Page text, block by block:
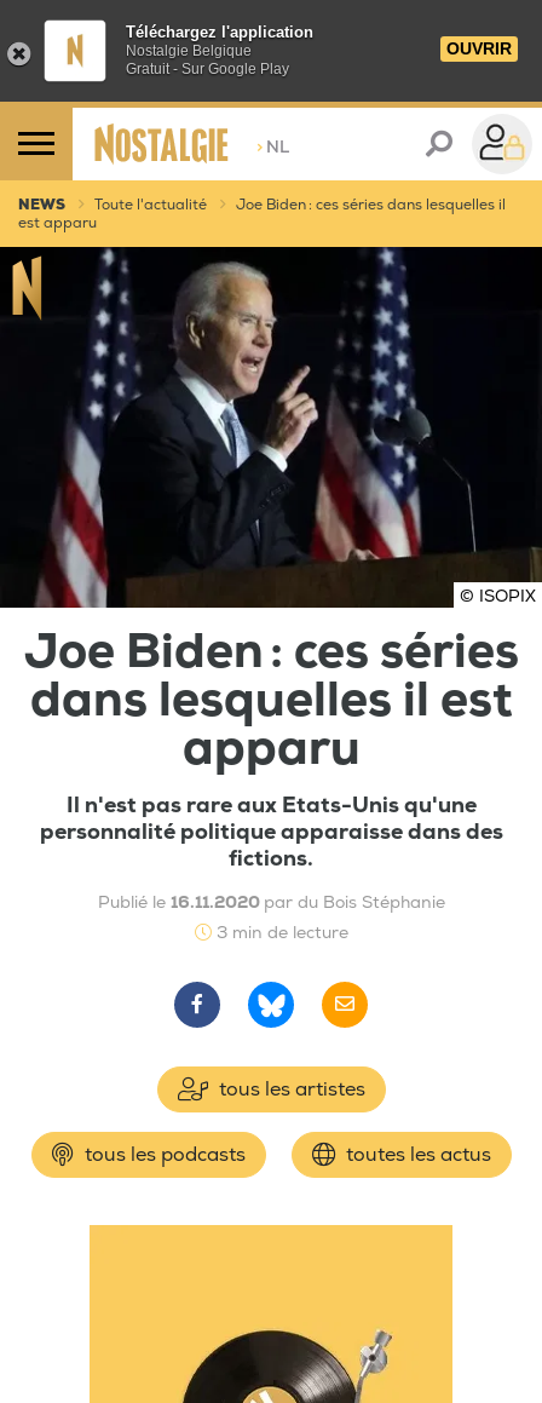
Téléchargez l'application
Nostalgie Belgique
Gratuit - Sur Google Play
OUVRIR
> NL
NEWS Toute l'actualité
Joe Biden : ces séries dans lesquelles il
est apparu
© ISOPIX
Joe Biden : ces séries
dans lesquelles il est
apparu
Il n'est pas rare aux Etats-Unis qu'une
personnalité politique apparaisse dans des
fictions.
Publié le 16.11.2020 par du Bois Stéphanie
3 min de lecture
tous les artistes
tous les podcasts toutes les actus